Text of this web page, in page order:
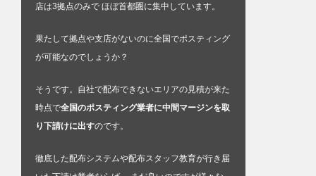
店は3拠点のみで ほぼ首都圏に集中しています。
果たして拠点や支店がないのに全国でポスティング
が可能なのでしょうか？
そうです。自社で配布できないエリアの見積が来た
時点で全国のポスティング業者に中間マージンを取
り下請けに出すのです。
徹底した配布システムや配布スタッフ教育が行き届